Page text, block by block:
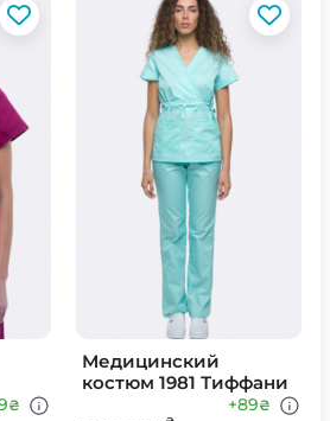
₴
Медицинский
костюм 1981 Тиффани
+89₴